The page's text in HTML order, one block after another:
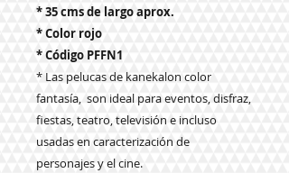
* 35 cms de largo aprox.
* Color rojo
* Código PFFN1
* Las pelucas de kanekalon color
fantasía, son ideal para eventos, disfraz,
fiestas, teatro, televisión e incluso
usadas en caracterización de
personajes y el cine.